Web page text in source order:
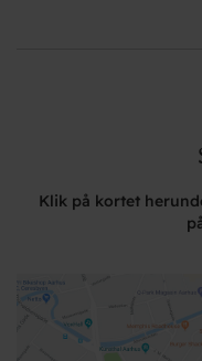
Klik på kortet